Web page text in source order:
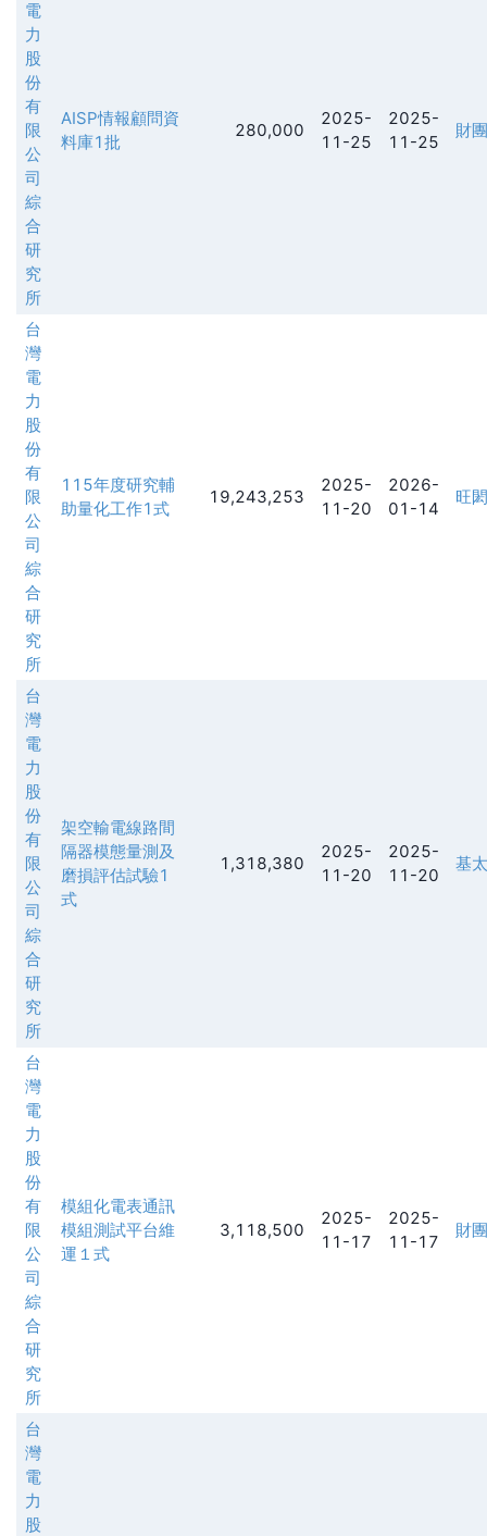
電
力
股
份
有
限
公
司
綜
合
研
究
所
AISP情報顧問資
料庫1批
280,000
2025-
11-25
2025-
11-25
財
台
灣
電
力
股
份
有
限
公
司
綜
合
研
究
所
115年度研究輔
助量化工作1式
19,243,253
2025-
11-20
2026-
01-14
旺
台
灣
電
力
股
份
有
限
公
司
綜
合
研
究
所
架空輸電線路間
隔器模態量測及
磨損評估試驗1
式
1,318,380
2025-
11-20
2025-
11-20
基
台
灣
電
力
股
份
有
限
公
司
綜
合
研
究
所
模組化電表通訊
模組測試平台維
運１式
3,118,500
2025-
11-17
2025-
11-17
財
台
灣
電
力
股